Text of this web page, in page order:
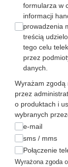
formularza w
informacji
prowadzenia
treścią
tego celu
przez
danych.
Wyrażam zgodą
przez
o produktach i
wybranych
e-mail
sms / mms
Połączenie
Wyrażona zgoda